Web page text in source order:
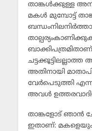
താങ്കള്‍ക്കുള്ള
മകള്‍ മുമ്പോട്ട്
അതിനായി
വേര്‍പെടുത്തി
അവള്‍
താങ്കളോട് ഞാന്‍
ഇതാണ്: